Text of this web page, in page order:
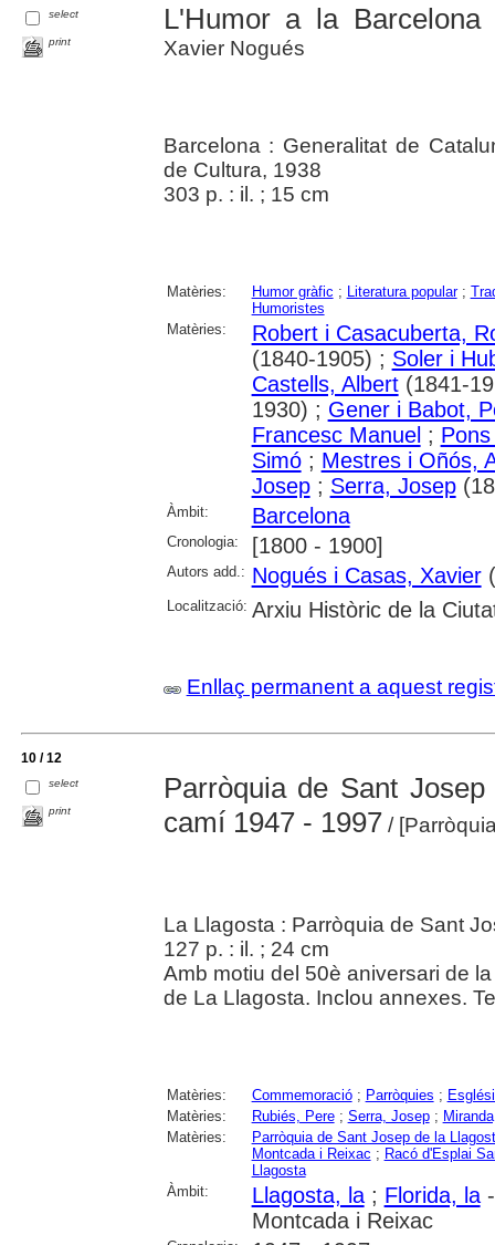
select
print
L'Humor a la Barcelona
Xavier Nogués
Barcelona : Generalitat de
de Cultura, 1938
303 p. : il. ; 15 cm
Matèries: Humor gràfic ; Literatura popular;
Humoristes
Matèries:
Robert i Casacuberta,
(1840-1905) ; Soler i
Castells, Albert(1841-
1930) ; Gener i Babot,
Francesc Manuel ;
Simó; Mestres i Oñós,
Josep; Serra, Josep
Àmbit: Barcelona
Cronologia: [1800 - 1900]
Autors add.: Nogués i Casas, Xavier
Localització: Arxiu Històric de la
Enllaç permanent a aquest
10 / 12
select
print
Parròquia de Sant
camí 1947 - 1997 /
La Llagosta : Parròquia de Sant
127 p. : il. ; 24 cm
Amb motiu del 50è aniversari de
de La Llagosta. Inclou annexes.
Matèries: Commemoració; Parròquies ;
Matèries:
Rubiés, Pere; Serra, Josep;
Matèries:
Parròquia de Sant Josep de la
Montcada i Reixac ; Racó d'Esplai
Llagosta
Àmbit:
Llagosta, la; Florida, la-
Montcada i Reixac